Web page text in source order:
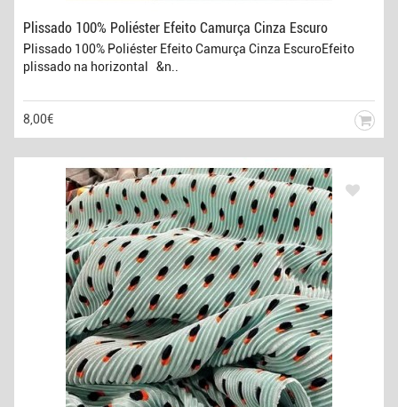
Plissado 100% Poliéster Efeito Camurça Cinza Escuro
Plissado 100% Poliéster Efeito Camurça Cinza EscuroEfeito
plissado na horizontal &n..
8,00€